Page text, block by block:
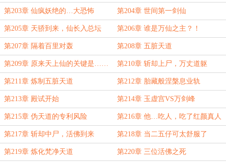
第203章 仙疯妖绝的…大恐怖 第204章 世间第一剑仙
第205章 天骄到来，仙长入总坛 第206章 谁是万仙之主？！
第207章 隔着百里对轰 第208章 五脏天道
第209章 原来天上仙的关键是…… 第210章 斩却上尸，万丈道躯
第211章 炼制五脏天道 第212章 胎藏般涅槃息业轨
第213章 殿试开始 第214章 玉虚宫VS万剑峰
第215章 伪天道的专利风险 第216章 他…吃人，吃了红颜真人
第217章 斩却中尸，活佛到来 第218章 当二五仔可太舒服了
第219章 炼化梵净天道 第220章 三位活佛之死